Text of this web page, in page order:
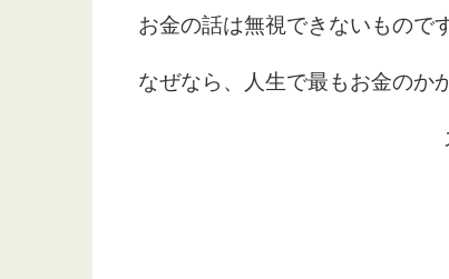
お金の話は無視できないものです
なぜなら、人生で最もお金のか